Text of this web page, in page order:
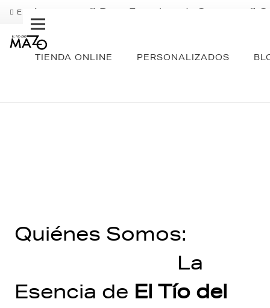
ENVÍO GRATIS Pago Fraccionado Sequra
TIENDA ONLINE PERSONALIZADOS
Quiénes Somos:
La
Esencia de El Tío del